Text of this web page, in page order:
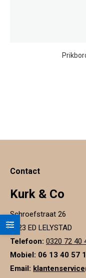
Contact
Kurk & Co
Schroefstraat 26
8223 ED LELYSTAD
Telefoon: 0320 72 40
Mobiel: 06 13 40 57
Email: